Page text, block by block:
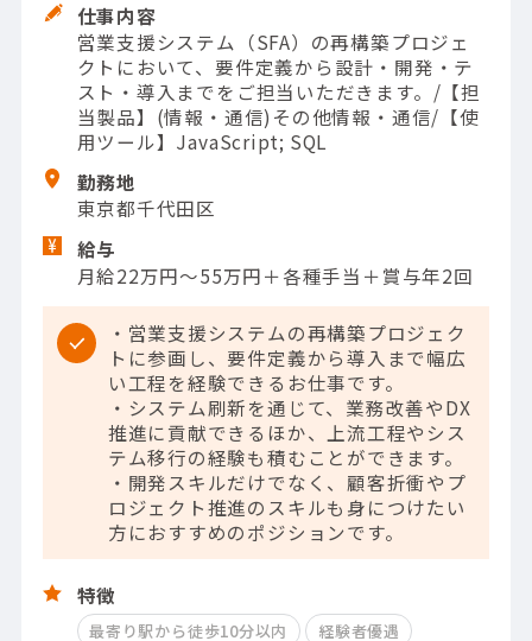
仕事内容
営業支援システム（SFA）の再構築プロジェ
クトにおいて、要件定義から設計・開発・テ
スト・導入までをご担当いただきます。/【担
当製品】(情報・通信)その他情報・通信/【使
用ツール】JavaScript; SQL
勤務地
東京都千代田区
給与
月給22万円～55万円＋各種手当＋賞与年2回
・営業支援システムの再構築プロジェク
トに参画し、要件定義から導入まで幅広
い工程を経験できるお仕事です。
・システム刷新を通じて、業務改善やDX
推進に貢献できるほか、上流工程やシス
テム移行の経験も積むことができます。
・開発スキルだけでなく、顧客折衝やプ
ロジェクト推進のスキルも身につけたい
方におすすめのポジションです。
特徴
最寄り駅から徒歩10分以内 経験者優遇